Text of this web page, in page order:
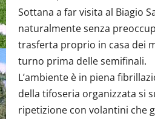
Sottana a far visita al Biagio
naturalmente senza
trasferta proprio in casa dei
turno prima delle semifinali.
L’ambiente è in piena
della tifoseria organizzata si
ripetizione con volantini che